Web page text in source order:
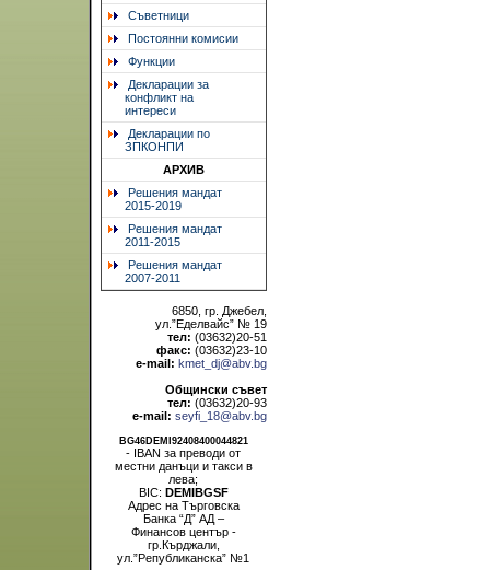
Съветници
Постоянни комисии
Функции
Декларации за
конфликт на
интереси
Декларации по
ЗПКОНПИ
АРХИВ
Решения мандат
2015-2019
Решения мандат
2011-2015
Решения мандат
2007-2011
6850, гр. Джебел,
ул.”Еделвайс” № 19
тел: (03632)20-51
факс: (03632)23-10
e-mail: kmet_dj@abv.bg
Общински съвет
тел: (03632)20-93
e-mail: seyfi_18@abv.bg
BG46DEMI92408400044821
- IBAN за преводи от
местни данъци и такси в
лева;
BIC: DEMIBGSF
Адрес на Търговска
Банка “Д” АД –
Финансов център -
гр.Кърджали,
ул.”Републиканска” №1